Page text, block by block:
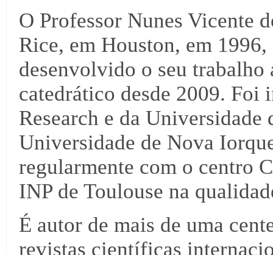
O Professor Nunes Vicente
Rice, em Houston, em
desenvolvido o seu
catedrático desde 2009.
Research e da
Universidade de Nova
regularmente com o centro
INP de Toulouse na
É autor de mais de uma
revistas científicas